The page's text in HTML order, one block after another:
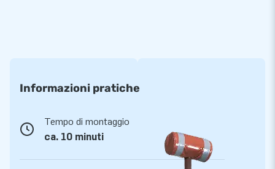
trasportare. Il saltarello viene fornito con un soffiatore,
manuale. Tutto completo per una bellissima esperienza.
Informazioni pratiche
Tempo di montaggio
ca. 10 minuti